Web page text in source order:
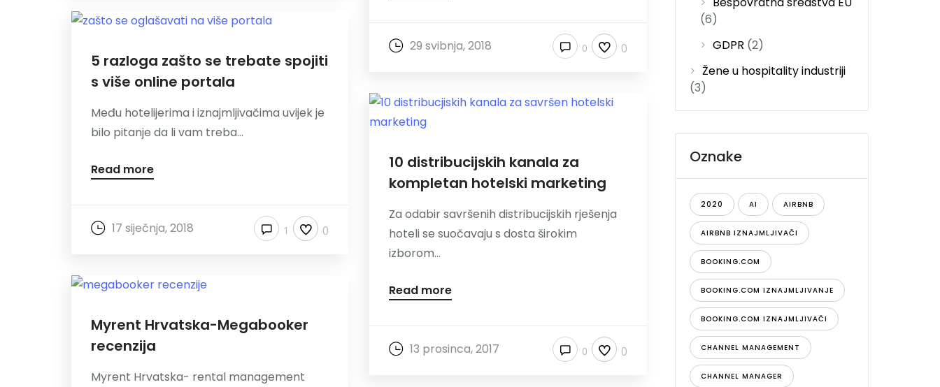
29 svibnja, 2018 0
0
5 razloga zašto se trebate spojiti
s više online portala
Među hotelijerima i iznajmljivačima uvijek je
bilo pitanje da li vam treba...
Read more
17 siječnja, 2018 0
1
10 distribucijskih kanala za
kompletan hotelski marketing
Za odabir savršenih distribucijskih rješenja
hoteli se suočavaju s dosta širokim
izborom...
Read more
13 prosinca, 2017 0
0
Myrent Hrvatska-Megabooker
recenzija
Myrent Hrvatska- rental management
(6)
GDPR (2)
Žene u hospitality industriji
(3)
Oznake
2020 AI AIRBNB
AIRBNB IZNAJMLJIVAČI
BOOKING.COM
BOOKING.COM IZNAJMLJIVANJE
BOOKING.COM IZNAJMLJIVAČI
CHANNEL MANAGEMENT
CHANNEL MANAGER